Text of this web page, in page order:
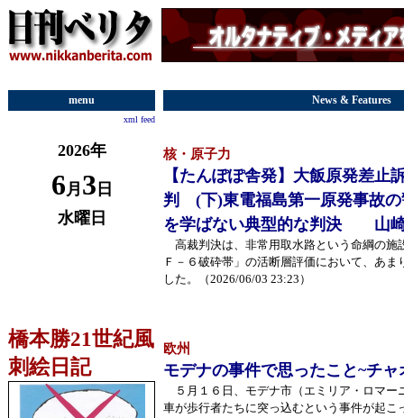
menu
xml feed
2026年
6月 3 日
水曜日
橋本勝21世紀風
刺絵日記
News & Features
核・原子力
【たんぽぽ舎発】大飯原発差止
判 (下)東電福島第一原発事故
を学ばない典型的な判決 山
高裁判決は、非常用取水路という命綱の施
Ｆ－６破砕帯」の活断層評価において、あ
した。（2026/06/03 23:23）
欧州
モデナの事件で思ったこと~チ
５月１６日、モデナ市（エミリア・ロマー
車が歩行者たちに突っ込むという事件が起こ